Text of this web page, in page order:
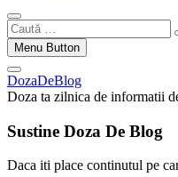
Caută
…Menu Button
DozaDeBlog
Doza ta zilnica de informatii
Sustine Doza De Blog
Daca iti place continutul pe